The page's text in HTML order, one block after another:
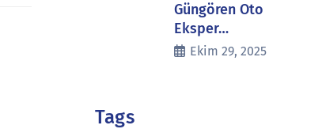
Güngören Oto
Eksper…
Ekim 29, 2025
Tags